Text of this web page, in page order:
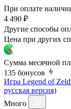
При оплате
4 490 ₽
Другие способы
Цена при других
Сумма месячной
135 бонусов
Игра Legend of
русская версия)
Много